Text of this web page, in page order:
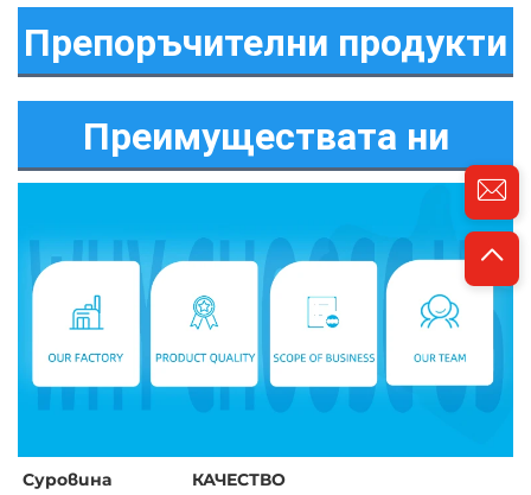
Препоръчителни продукти
Преимуществата ни
Суровина
КАЧЕСТВО